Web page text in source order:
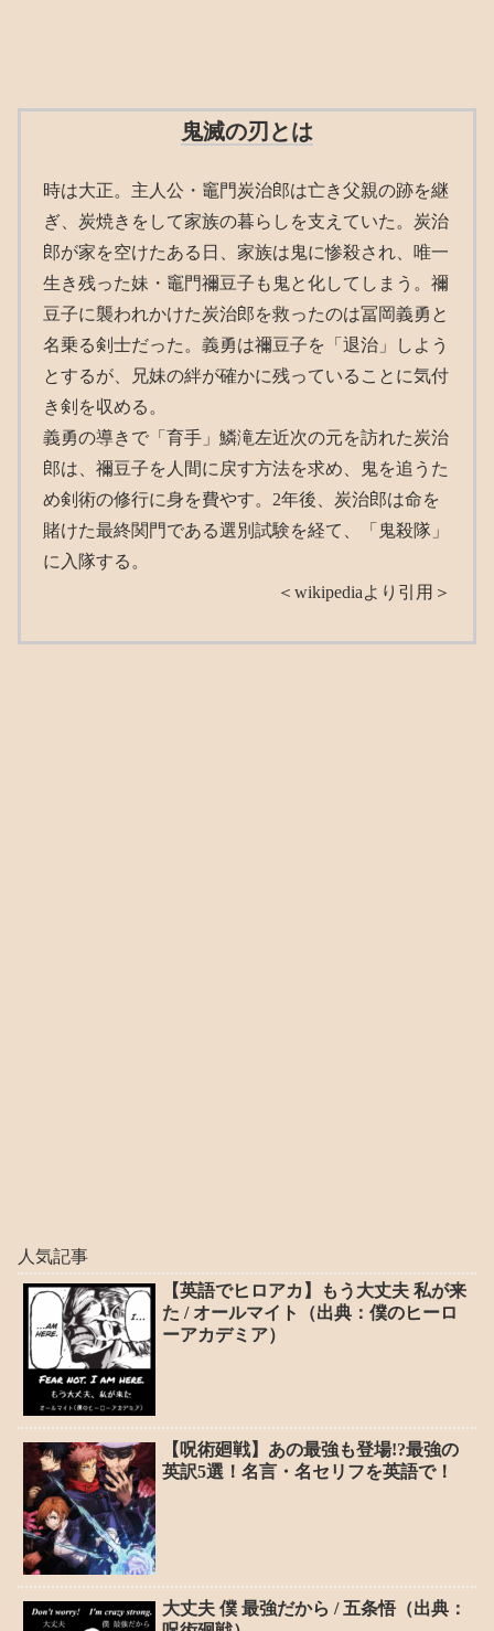
鬼滅の刃とは
時は大正。主人公・竈門炭治郎は亡き父親の跡を継
ぎ、炭焼きをして家族の暮らしを支えていた。炭治
郎が家を空けたある日、家族は鬼に惨殺され、唯一
生き残った妹・竈門禰豆子も鬼と化してしまう。禰
豆子に襲われかけた炭治郎を救ったのは冨岡義勇と
名乗る剣士だった。義勇は禰豆子を「退治」しよう
とするが、兄妹の絆が確かに残っていることに気付
き剣を収める。
義勇の導きで「育手」鱗滝左近次の元を訪れた炭治
郎は、禰豆子を人間に戻す方法を求め、鬼を追うた
め剣術の修行に身を費やす。2年後、炭治郎は命を
賭けた最終関門である選別試験を経て、「鬼殺隊」
に入隊する。
＜wikipediaより引用＞
人気記事
【英語でヒロアカ】もう大丈夫 私が来
た / オールマイト（出典：僕のヒーロ
ーアカデミア）
【呪術廻戦】あの最強も登場!?最強の
英訳5選！名言・名セリフを英語で！
大丈夫 僕 最強だから / 五条悟（出典：